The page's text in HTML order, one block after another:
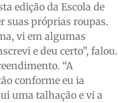
edição da Escola de
suas próprias roupas.
vi em algumas
e deu certo”, falou.
“A
conforme eu ia
uma talhação e vi a